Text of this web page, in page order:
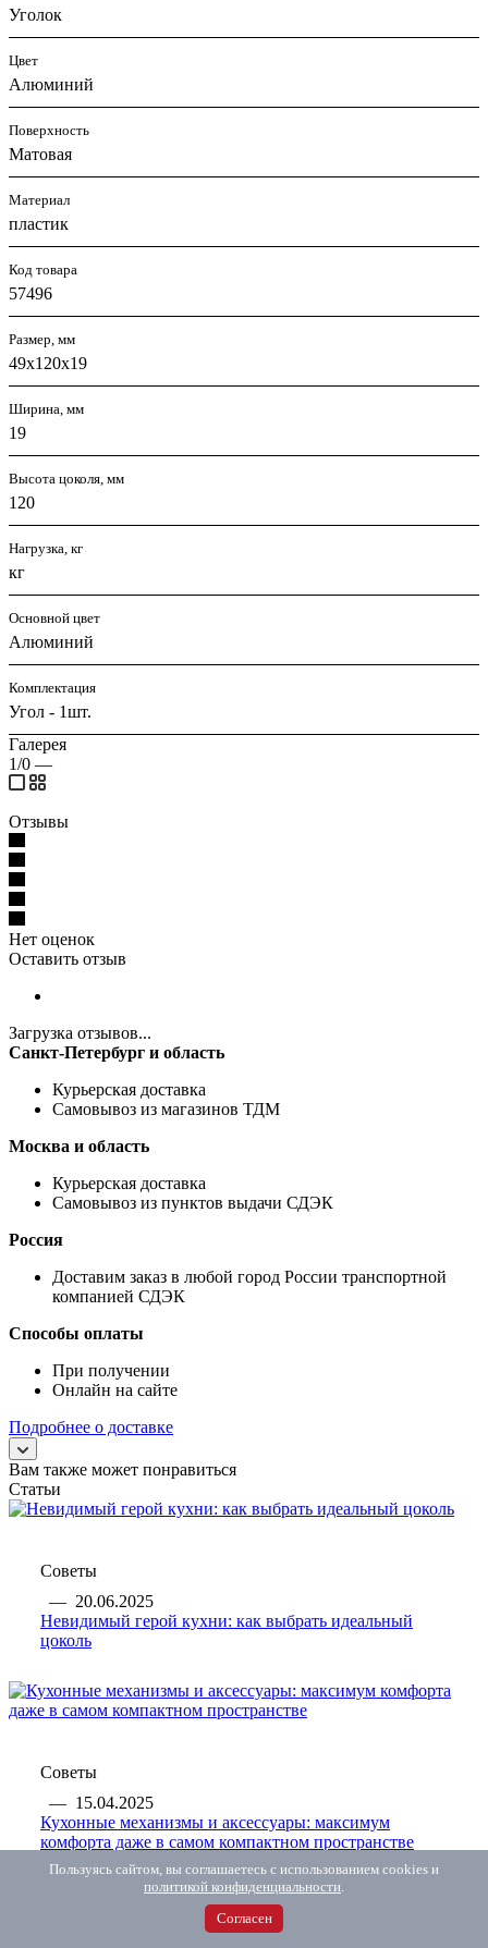
Уголок
Цвет
Алюминий
Поверхность
Матовая
Материал
пластик
Код товара
57496
Размер, мм
49х120х19
Ширина, мм
19
Высота цоколя, мм
120
Нагрузка, кг
кг
Основной цвет
Алюминий
Комплектация
Угол - 1шт.
Галерея
1/0 —
Отзывы
Нет оценок
Оставить отзыв
Загрузка отзывов...
Санкт-Петербург и область
Курьерская доставка
Самовывоз из магазинов ТДМ
Москва и область
Курьерская доставка
Самовывоз из пунктов выдачи СДЭК
Россия
Доставим заказ в любой город России транспортной
компанией СДЭК
Способы оплаты
При получении
Онлайн на сайте
Подробнее о доставке
Вам также может понравиться
Статьи
Советы
— 20.06.2025
Невидимый герой кухни: как выбрать идеальный
цоколь
Советы
— 15.04.2025
Кухонные механизмы и аксессуары: максимум
комфорта даже в самом компактном пространстве
Пользуясь сайтом, вы соглашаетесь с использованием cookies и
политикой конфиденциальности.
Согласен